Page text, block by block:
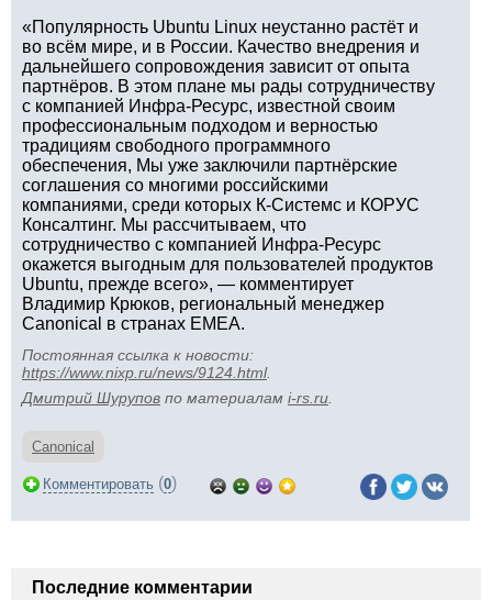
«Популярность Ubuntu Linux неустанно растёт и
во всём мире, и в России. Качество внедрения и
дальнейшего сопровождения зависит от опыта
партнёров. В этом плане мы рады сотрудничеству
с компанией Инфра-Ресурс, известной своим
профессиональным подходом и верностью
традициям свободного программного
обеспечения, Мы уже заключили партнёрские
соглашения со многими российскими
компаниями, среди которых К-Системс и КОРУС
Консалтинг. Мы рассчитываем, что
сотрудничество с компанией Инфра-Ресурс
окажется выгодным для пользователей продуктов
Ubuntu, прежде всего», — комментирует
Владимир Крюков, региональный менеджер
Canonical в странах EMEA.
Постоянная ссылка к новости:
https://www.nixp.ru/news/9124.html.
Дмитрий Шурупов по материалам i-rs.ru
Canonical
Комментировать (0)
Последние комментарии